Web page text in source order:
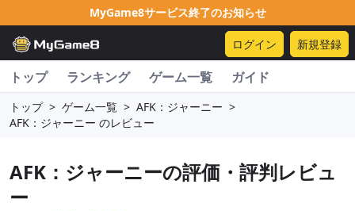
MyGame8サービス終了のお知らせ
ログイン 新規登録
トップ ランキング ゲーム一覧 ガイド
トップ > ゲーム一覧 > AFK：ジャーニー >
AFK：ジャーニー のレビュー
AFK：ジャーニーの評価・評判レビュ
ー